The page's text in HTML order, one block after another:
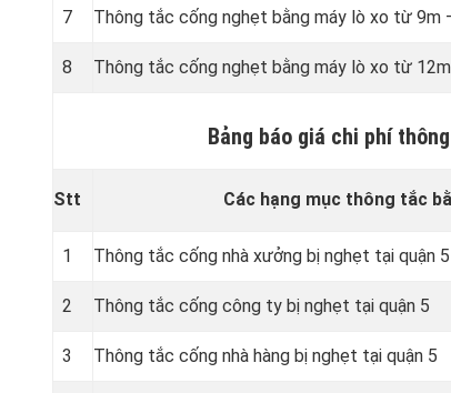
7 Thông tắc cống nghẹt bằng máy lò xo từ 9m
8 Thông tắc cống nghẹt bằng máy lò xo từ
Bảng báo giá chi phí
Stt Các hạng mục thông tắc
1 Thông tắc cống nhà xưởng bị nghẹt tại quận 5
2 Thông tắc cống công ty bị nghẹt tại quận 5
3 Thông tắc cống nhà hàng bị nghẹt tại quận 5